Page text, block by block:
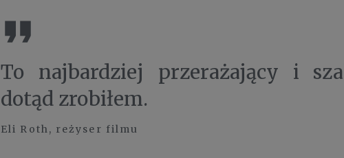
To najbardziej przerażający i
dotąd zrobiłem.
Eli Roth, reżyser filmu